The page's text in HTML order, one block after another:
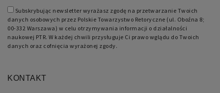
Subskrybując newsletter wyrażasz zgodę na przetwarzanie Twoich
danych osobowych przez Polskie Towarzystwo Retoryczne (ul. Oboźna 8;
00-332 Warszawa) w celu otrzymywania informacji o działalności
naukowej PTR. W każdej chwili przysługuje Ci prawo wglądu do Twoich
danych oraz cofnięcia wyrażonej zgody.
KONTAKT